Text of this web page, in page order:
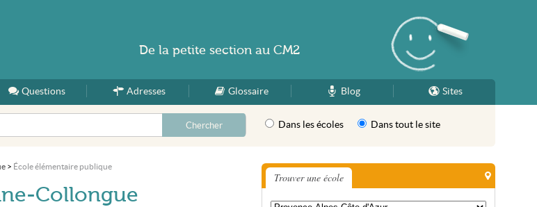
Questions Adresses Glossaire Blog Sites
Dans les écoles Dans tout le site
> École élémentaire publique
Collongue
Trouver une école
De la petite section au CM2